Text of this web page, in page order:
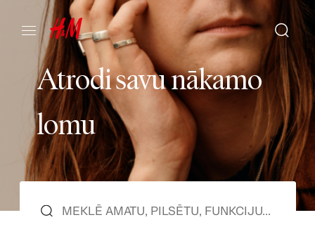
Atrodisavunākamo
lomu